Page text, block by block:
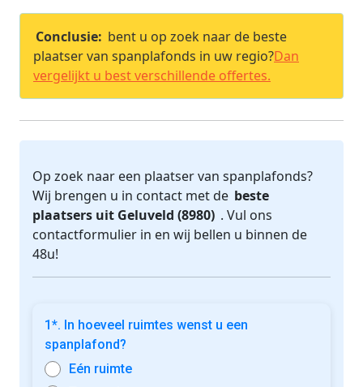
Conclusie: bent u op zoek naar de beste
plaatser van spanplafonds in uw regio?Dan
vergelijkt u best verschillende offertes.
Op zoek naar een plaatser van spanplafonds?
Wij brengen u in contact met de beste
plaatsers uit Geluveld (8980) . Vul ons
contactformulier in en wij bellen u binnen de
48u!
1*. In hoeveel ruimtes wenst u een
spanplafond?
Eén ruimte